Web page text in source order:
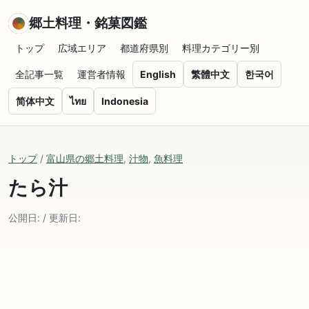
郷土料理・銘菓図鑑
トップ 広域エリア 都道府県別 料理カテゴリー別
全記事一覧 運営者情報 English 繁體中文 한국어
简体中文 ไทย Indonesia
トップ/ 富山県の郷土料理, 汁物, 魚料理
たら汁
公開日: / 更新日: